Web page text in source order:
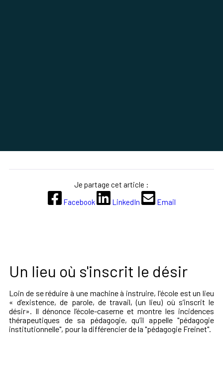
Un lieu où s'inscrit le désir
Loin de se réduire à une machine à instruire, l'école est un lieu
« d’existence, de parole, de travail, (un lieu) où s’inscrit le
désir». Il dénonce l’école-caserne et montre les incidences
thérapeutiques de sa pédagogie, qu’il appelle "pédagogie
institutionnelle", pour la différencier de la "pédagogie Freinet".
Je partage cet article :
Facebook
LinkedIn Email